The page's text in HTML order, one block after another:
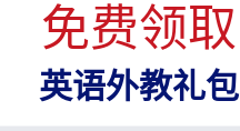
免费领取
英语外教礼包